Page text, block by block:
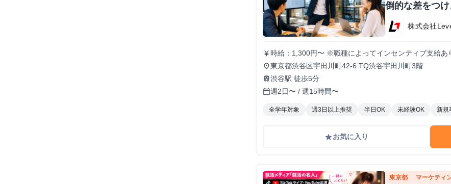
倒的な差をつけ
株式会社
currency_yen時給：1,300円〜 ※職種によってインセンティブ支給あ
place東京都渋谷区宇田川町42-6 TQ渋谷宇田川町3階
train渋谷駅 徒歩5分
calendar_today週2日〜 / 週15時間〜
全学年対象 週3日以上推奨 半日OK 未経験OK 新規
gradeお気に入り
東京都 マーケティ